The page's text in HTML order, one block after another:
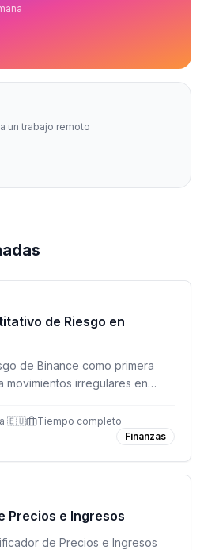
un trabajo remoto
de Riesgo en
de Binance como primera
movimientos irregulares en
tiempo real.
🇪🇺
Tiempo completo
Finanzas
Precios e Ingresos
de Precios e Ingresos